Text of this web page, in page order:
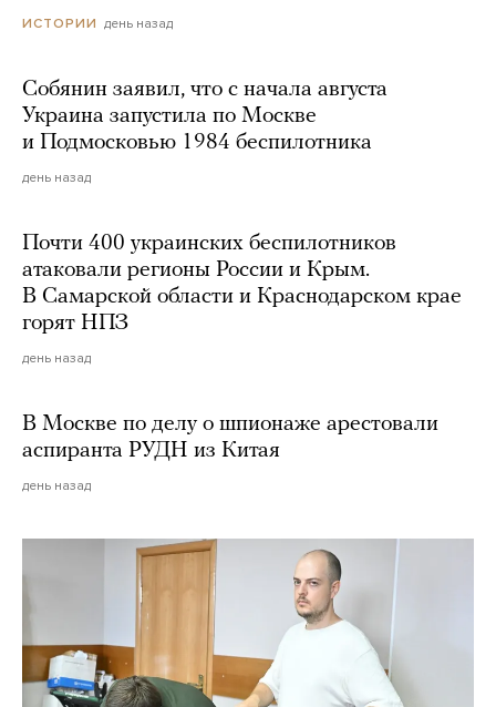
ИСТОРИИ день назад
Собянин заявил, что с начала августа
Украина запустила по Москве
и Подмосковью 1984 беспилотника
день назад
Почти 400 украинских беспилотников
атаковали регионы России и Крым.
В Самарской области и Краснодарском крае
горят НПЗ
день назад
В Москве по делу о шпионаже арестовали
аспиранта РУДН из Китая
день назад